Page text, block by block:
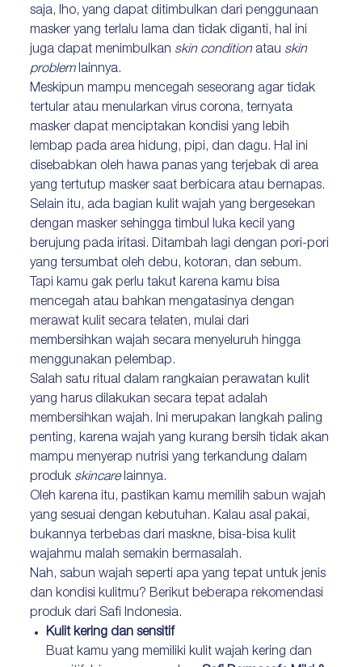
saja, lho, yang dapat ditimbulkan dari penggunaan
masker yang terlalu lama dan tidak diganti, hal ini
juga dapat menimbulkan skin condition atau skin
problemlainnya.
Meskipun mampu mencegah seseorang agar tidak
tertular atau menularkan virus corona, ternyata
masker dapat menciptakan kondisi yang lebih
lembap pada area hidung, pipi, dan dagu. Hal ini
disebabkan oleh hawa panas yang terjebak di area
yang tertutup masker saat berbicara atau bernapas.
Selain itu, ada bagian kulit wajah yang bergesekan
dengan masker sehingga timbul luka kecil yang
berujung pada iritasi. Ditambah lagi dengan pori-pori
yang tersumbat oleh debu, kotoran, dan sebum.
Tapi kamu gak perlu takut karena kamu bisa
mencegah atau bahkan mengatasinya dengan
merawat kulit secara telaten, mulai dari
membersihkan wajah secara menyeluruh hingga
menggunakan pelembap.
Salah satu ritual dalam rangkaian perawatan kulit
yang harus dilakukan secara tepat adalah
membersihkan wajah. Ini merupakan langkah paling
penting, karena wajah yang kurang bersih tidak akan
mampu menyerap nutrisi yang terkandung dalam
produk skincarelainnya.
Oleh karena itu, pastikan kamu memilih sabun wajah
yang sesuai dengan kebutuhan. Kalau asal pakai,
bukannya terbebas dari maskne, bisa-bisa kulit
wajahmu malah semakin bermasalah.
Nah, sabun wajah seperti apa yang tepat untuk jenis
dan kondisi kulitmu? Berikut beberapa rekomendasi
produk dari Safi Indonesia.
Kulit kering dan sensitif
Buat kamu yang memiliki kulit wajah kering dan